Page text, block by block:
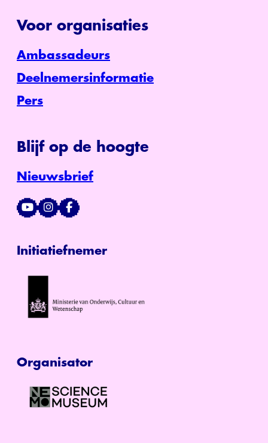
Voor organisaties
Ambassadeurs
Deelnemersinformatie
Pers
Blijf op de hoogte
Nieuwsbrief
Initiatiefnemer
Organisator